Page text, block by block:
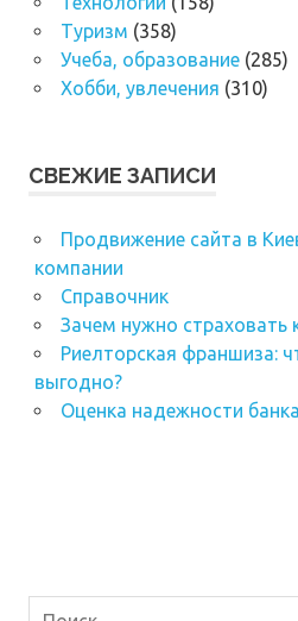
Туризм (358)
Учеба, образование(285)
Хобби, увлечения (310)
СВЕЖИЕ ЗАПИСИ
Продвижение сайта в
компании
Справочник
Зачем нужно страховать
Риелторская франшиза:
выгодно?
Оценка надежности банка